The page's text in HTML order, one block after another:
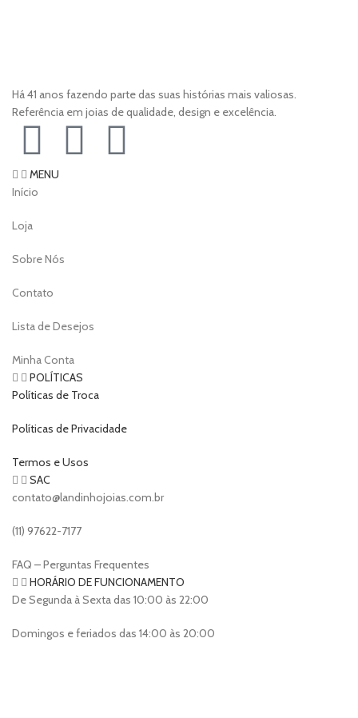
Há 41 anos fazendo parte das suas histórias mais valiosas.
Referência em joias de qualidade, design e excelência.
MENU
Início
Loja
Sobre Nós
Contato
Lista de Desejos
Minha Conta
POLÍTICAS
Políticas de Troca
Políticas de Privacidade
Termos e Usos
SAC
contato@landinhojoias.com.br
(11) 97622-7177
FAQ – Perguntas Frequentes
HORÁRIO DE FUNCIONAMENTO
De Segunda à Sexta das 10:00 às 22:00
Domingos e feriados das 14:00 às 20:00